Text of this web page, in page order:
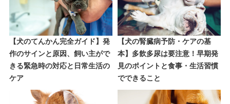
【犬のてんかん完全ガイド】発
作のサインと原因、飼い主がで
きる緊急時の対応と日常生活の
ケア
【犬の腎臓病予防・ケアの基
本】多飲多尿は要注意！早期発
見のポイントと食事・生活習慣
でできること